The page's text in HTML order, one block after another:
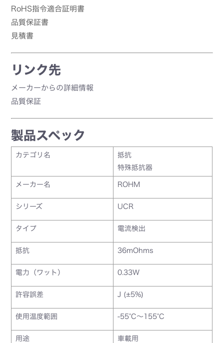
RoHS指令適合証明書
品質保証書
見積書
リンク先
メーカーからの詳細情報
品質保証
製品スペック
カテゴリ名
抵抗
特殊抵抗器
メーカー名 ROHM
シリーズ UCR
タイプ 電流検出
抵抗 36mOhms
電力（ワット） 0.33W
許容誤差 J (±5%)
使用温度範囲 -55°C～155°C
用途 車載用